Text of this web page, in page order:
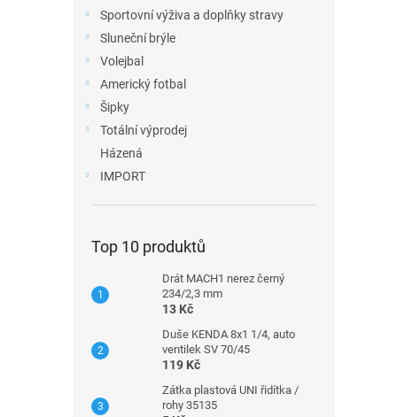
Sportovní výživa a doplňky stravy
Sluneční brýle
Volejbal
Americký fotbal
Šipky
Totální výprodej
Házená
IMPORT
Top 10 produktů
Drát MACH1 nerez černý
234/2,3 mm
13 Kč
Duše KENDA 8x1 1/4, auto
ventilek SV 70/45
119 Kč
Zátka plastová UNI řidítka /
rohy 35135